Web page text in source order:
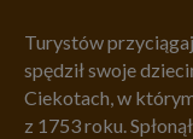
Turystów
spędził swoje
Ciekotach, w
z 1753 roku.